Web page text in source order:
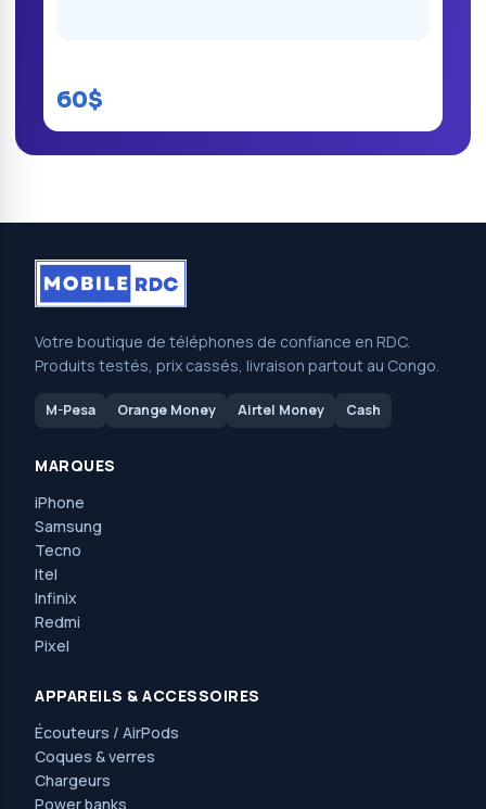
60$
Votre boutique de téléphones de confiance en RDC.
Produits testés, prix cassés, livraison partout au Congo.
M-Pesa Orange Money Airtel Money Cash
MARQUES
iPhone
Samsung
Tecno
Itel
Infinix
Redmi
Pixel
APPAREILS & ACCESSOIRES
Écouteurs / AirPods
Coques & verres
Chargeurs
Power banks